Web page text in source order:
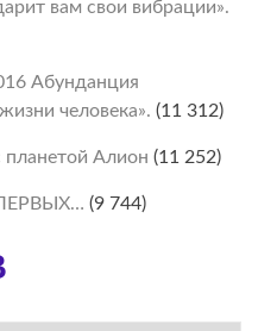
вам свои вибрации».
Абунданция
человека». (11 312)
планетой Алион (11 252)
(9 744)